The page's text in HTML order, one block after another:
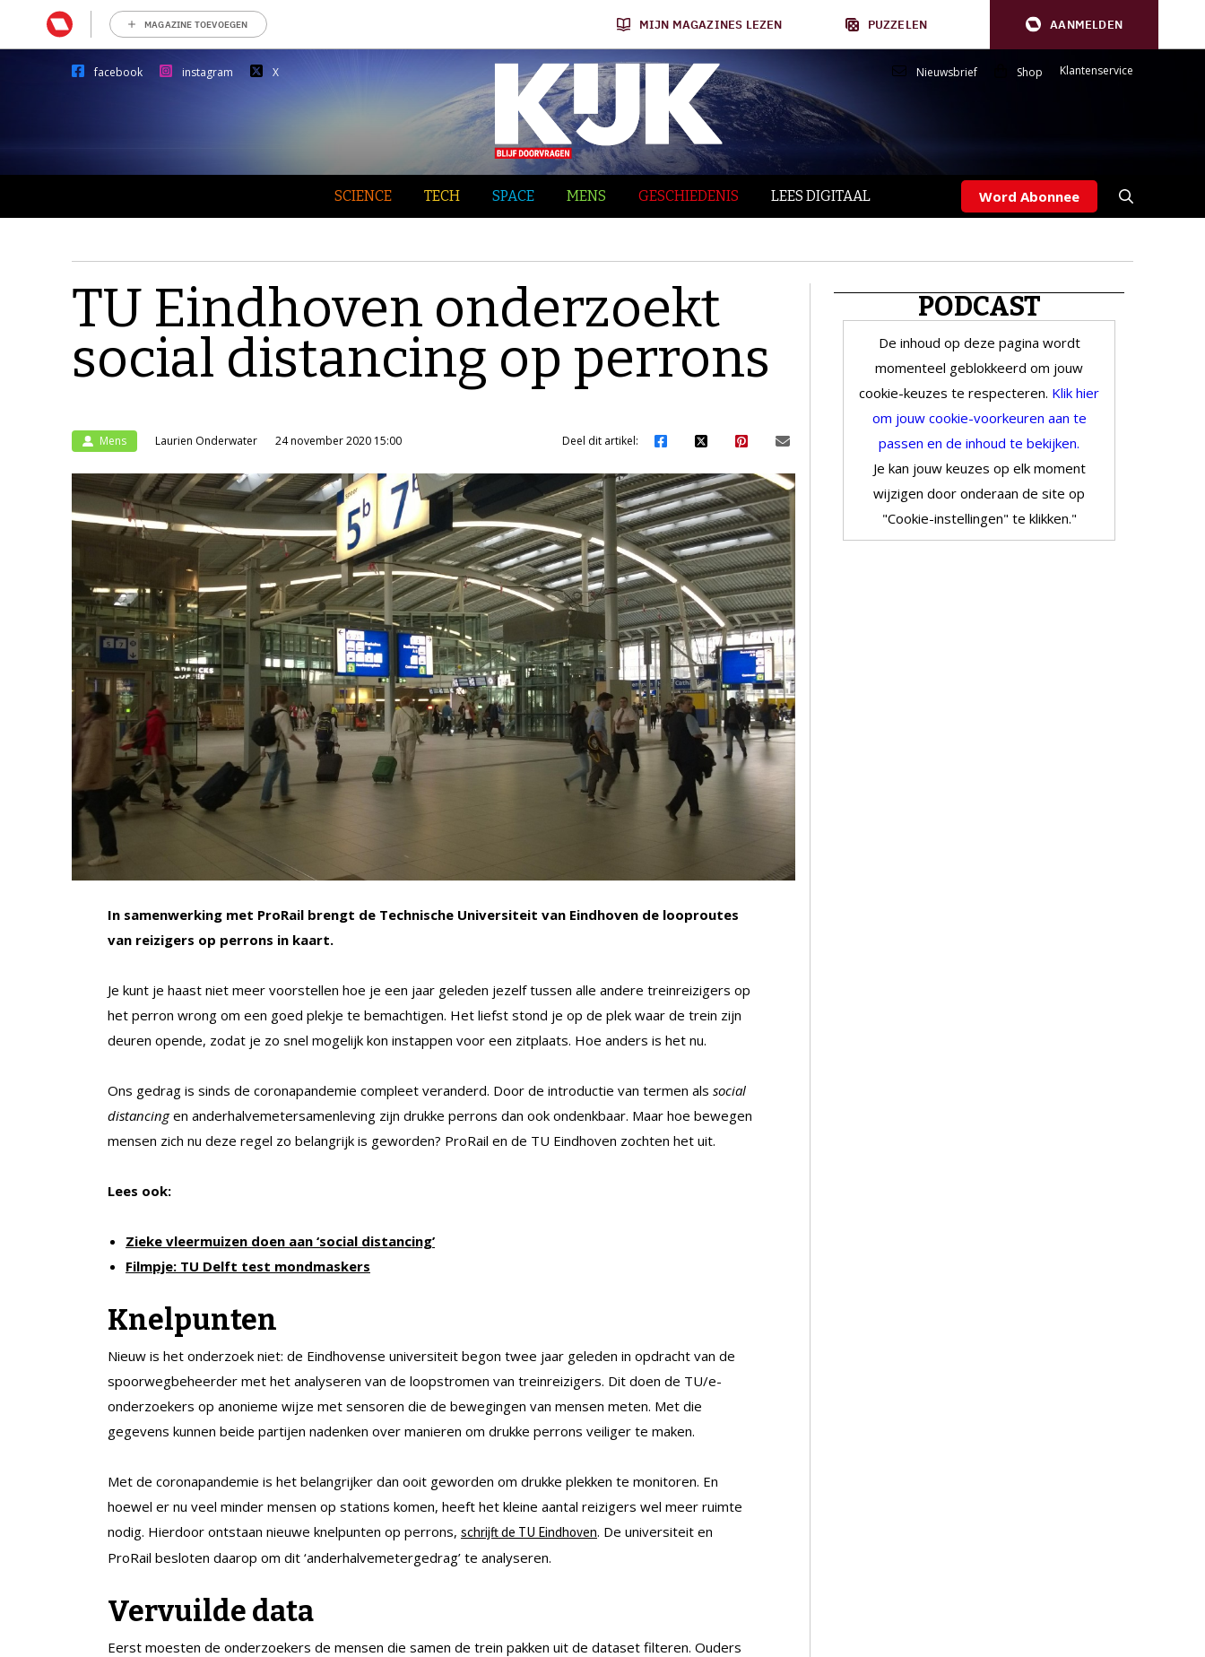
MAGAZINE TOEVOEGEN MIJN MAGAZINES LEZEN PUZZELEN AANMELDEN
facebook instagram X Nieuwsbrief Shop Klantenservice
SCIENCE TECH SPACE MENS GESCHIEDENIS LEES DIGITAAL Word Abonnee
TU Eindhoven onderzoekt
social distancing op perrons
Mens Laurien Onderwater 24 november 2020 15:00 Deel dit artikel:
In samenwerking met ProRail brengt de Technische Universiteit van Eindhoven de looproutes
van reizigers op perrons in kaart.
Je kunt je haast niet meer voorstellen hoe je een jaar geleden jezelf tussen alle andere treinreizigers op
het perron wrong om een goed plekje te bemachtigen. Het liefst stond je op de plek waar de trein zijn
deuren opende, zodat je zo snel mogelijk kon instappen voor een zitplaats. Hoe anders is het nu.
Ons gedrag is sinds de coronapandemie compleet veranderd. Door de introductie van termen als social
distancingen anderhalvemetersamenleving zijn drukke perrons dan ook ondenkbaar. Maar hoe bewegen
mensen zich nu deze regel zo belangrijk is geworden? ProRail en de TU Eindhoven zochten het uit.
Lees ook:
Zieke vleermuizen doen aan ‘social distancing’
Filmpje: TU Delft test mondmaskers
Knelpunten
Nieuw is het onderzoek niet: de Eindhovense universiteit begon twee jaar geleden in opdracht van de
spoorwegbeheerder met het analyseren van de loopstromen van treinreizigers. Dit doen de TU/e-
onderzoekers op anonieme wijze met sensoren die de bewegingen van mensen meten. Met die
gegevens kunnen beide partijen nadenken over manieren om drukke perrons veiliger te maken.
Met de coronapandemie is het belangrijker dan ooit geworden om drukke plekken te monitoren. En
hoewel er nu veel minder mensen op stations komen, heeft het kleine aantal reizigers wel meer ruimte
nodig. Hierdoor ontstaan nieuwe knelpunten op perrons, schrijft de TU Eindhoven. De universiteit en
ProRail besloten daarop om dit ‘anderhalvemetergedrag’ te analyseren.
Vervuilde data
Eerst moesten de onderzoekers de mensen die samen de trein pakken uit de dataset filteren. Ouders
PODCAST
De inhoud op deze pagina wordt
momenteel geblokkeerd om jouw
cookie-keuzes te respecteren. Klik hier
om jouw cookie-voorkeuren aan te
passen en de inhoud te bekijken.
Je kan jouw keuzes op elk moment
wijzigen door onderaan de site op
"Cookie-instellingen" te klikken."